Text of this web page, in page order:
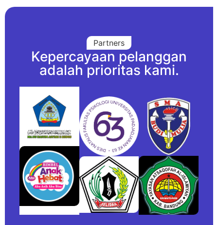
Partners
Kepercayaan pelanggan
adalah prioritas kami.